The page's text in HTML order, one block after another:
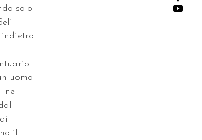
solo
uomo
nel
il